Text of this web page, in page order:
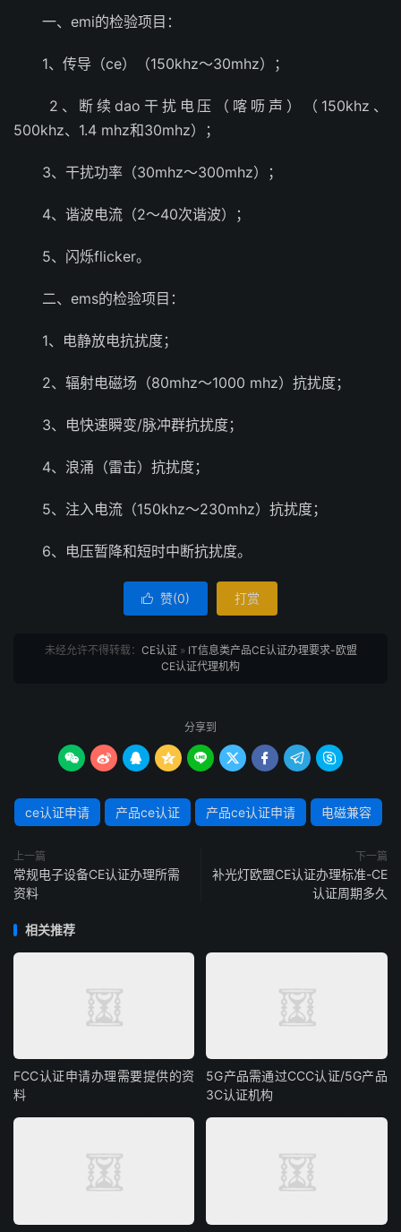
一、emi的检验项目：
1、传导（ce）（150khz～30mhz）；
2、断续dao干扰电压（喀呖声）（150khz、
500khz、1.4 mhz和30mhz）；
3、干扰功率（30mhz～300mhz）；
4、谐波电流（2～40次谐波）；
5、闪烁flicker。
二、ems的检验项目：
1、电静放电抗扰度；
2、辐射电磁场（80mhz～1000 mhz）抗扰度；
3、电快速瞬变/脉冲群抗扰度；
4、浪涌（雷击）抗扰度；
5、注入电流（150khz～230mhz）抗扰度；
6、电压暂降和短时中断抗扰度。
 赞(0) 打赏
未经允许不得转载： CE认证» IT信息类产品CE认证办理要求-欧盟
CE认证代理机构
分享到
        
ce认证申请 产品ce认证 产品ce认证申请 电磁兼容
上一篇
常规电子设备CE认证办理所需
资料
下一篇
补光灯欧盟CE认证办理标准-CE
认证周期多久
相关推荐
FCC认证申请办理需要提供的资
料
5G产品需通过CCC认证/5G产品
3C认证机构